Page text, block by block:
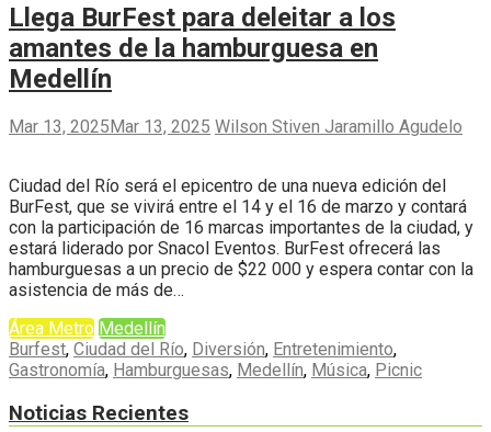
Llega BurFest para deleitar a los
amantes de la hamburguesa en
Medellín
Mar 13, 2025Mar 13, 2025 Wilson Stiven Jaramillo Agudelo
Ciudad del Río será el epicentro de una nueva edición del
BurFest, que se vivirá entre el 14 y el 16 de marzo y contará
con la participación de 16 marcas importantes de la ciudad, y
estará liderado por Snacol Eventos. BurFest ofrecerá las
hamburguesas a un precio de $22 000 y espera contar con la
asistencia de más de…
Área Metro Medellín
Burfest, Ciudad del Río, Diversión, Entretenimiento,
Gastronomía, Hamburguesas, Medellín, Música, Picnic
Noticias Recientes